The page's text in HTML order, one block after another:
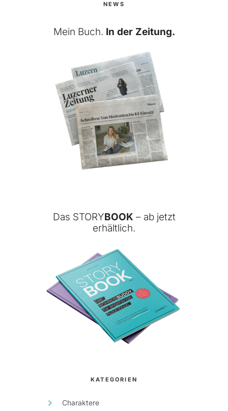
NEWS
Mein Buch. In der Zeitung.
Das STORYBOOK – ab jetzt
erhältlich.
KATEGORIEN
Charaktere